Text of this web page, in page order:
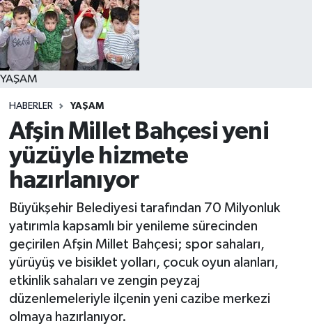
YAŞAM
HABERLER YAŞAM
Afşin Millet Bahçesi yeni
yüzüyle hizmete
hazırlanıyor
Büyükşehir Belediyesi tarafından 70 Milyonluk
yatırımla kapsamlı bir yenileme sürecinden
geçirilen Afşin Millet Bahçesi; spor sahaları,
yürüyüş ve bisiklet yolları, çocuk oyun alanları,
etkinlik sahaları ve zengin peyzaj
düzenlemeleriyle ilçenin yeni cazibe merkezi
olmaya hazırlanıyor.
YAŞAM